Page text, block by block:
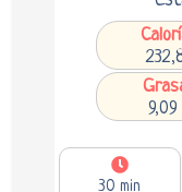
9,09
30 min